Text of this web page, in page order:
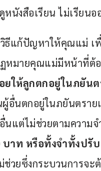
หนังสือเรียน ไม่เรียน
ธีแก้ปัญหาให้คุณแม่ เ
หมายคุณแม่มีหน้าที่ต้อ
ยให้ลูกตกอยู่ในภยัน
ผู้อื่นตกอยู่ในภยันตราย
นแต่ไม่ช่วยตามความจ
บาท หรือทั้งจำทั้งปรับ
ช่วยซึ่งกระบวนการจะ